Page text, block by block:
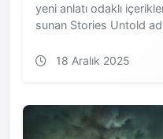
yeni anlatı odaklı
sunan Stories Untold
18 Aralık 2025